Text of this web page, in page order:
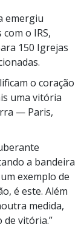
emergiu
o IRS,
150 Igrejas
o coração
uma vitória
— Paris,
a bandeira
exemplo de
é este. Além
medida,
de vitória.”